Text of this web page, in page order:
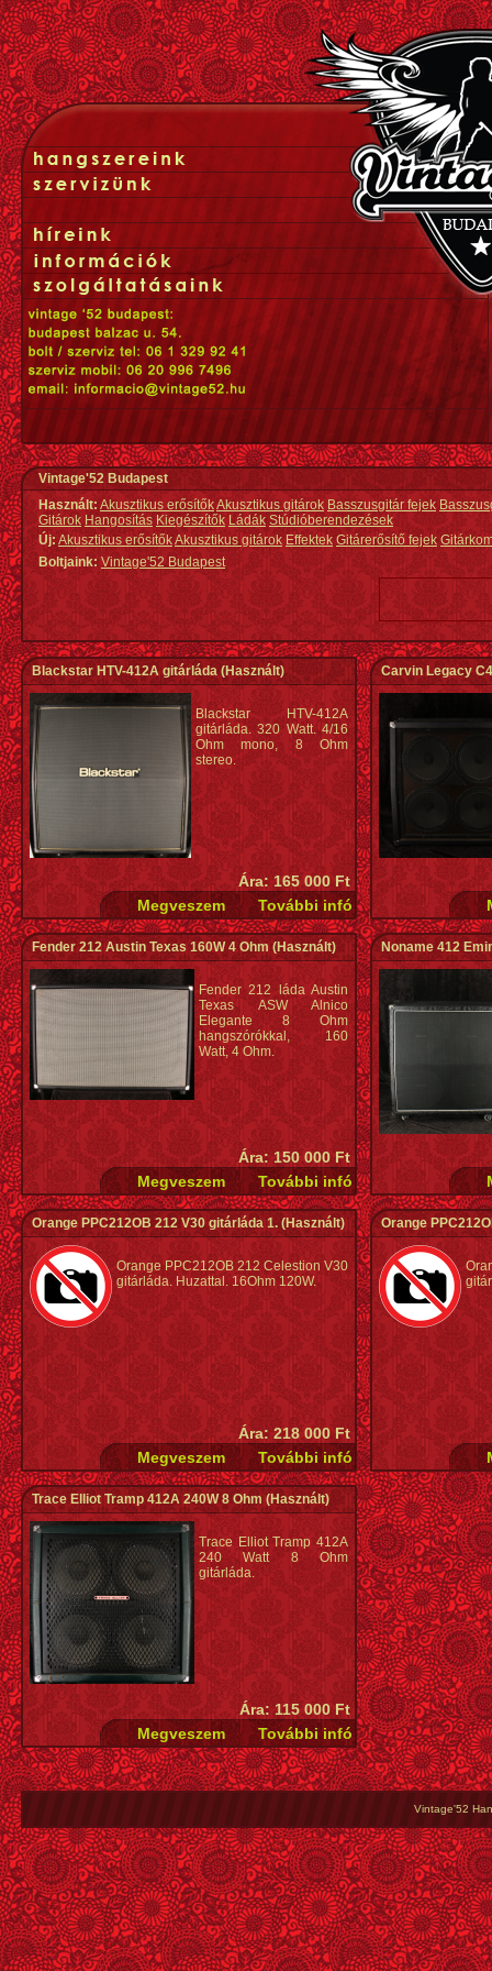
Vintage'52 Budapest
Használt: Akusztikus erősítőkAkusztikus gitárok Basszusgitár fejek
Gitárok Hangosítás Kiegészítők Ládák Stúdióberendezések
Új:Akusztikus erősítőkAkusztikus gitárok Effektek Gitárerősítő fejek
Boltjaink: Vintage'52 Budapest
Blackstar HTV-412A gitárláda(Használt)
Blackstar HTV-412A
gitárláda. 320 Watt. 4/16
Ohm mono, 8 Ohm
stereo.
Ára: 165 000 Ft
Carvin Legacy
Fender 212 Austin Texas 160W 4 Ohm (Használt)
Fender 212 láda Austin
Texas ASW Alnico
Elegante 8 Ohm
hangszórókkal, 160
Watt, 4 Ohm.
Ára: 150 000 Ft
Noname 412
Orange PPC212OB 212 V30 gitárláda 1.(Használt)
Orange PPC212OB 212 Celestion V30
gitárláda. Huzattal. 16Ohm 120W.
Ára: 218 000 Ft
Orange
Trace Elliot Tramp 412A 240W 8 Ohm (Használt)
Trace Elliot Tramp 412A
240 Watt 8 Ohm
gitárláda.
Ára: 115 000 Ft
Vintage'52